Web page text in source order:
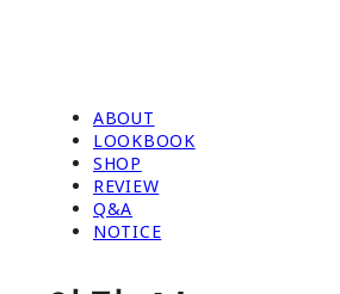
ABOUT
LOOKBOOK
SHOP
REVIEW
Q&A
NOTICE